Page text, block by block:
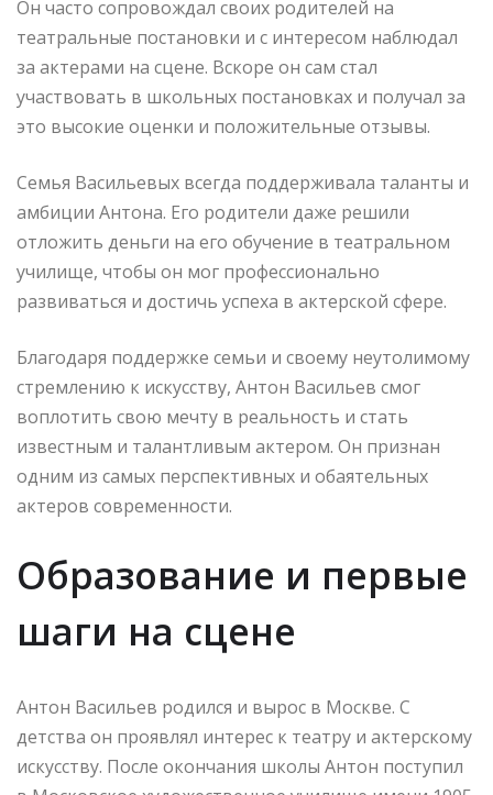
Он часто сопровождал своих родителей на
театральные постановки и с интересом наблюдал
за актерами на сцене. Вскоре он сам стал
участвовать в школьных постановках и получал за
это высокие оценки и положительные отзывы.
Семья Васильевых всегда поддерживала таланты и
амбиции Антона. Его родители даже решили
отложить деньги на его обучение в театральном
училище, чтобы он мог профессионально
развиваться и достичь успеха в актерской сфере.
Благодаря поддержке семьи и своему неутолимому
стремлению к искусству, Антон Васильев смог
воплотить свою мечту в реальность и стать
известным и талантливым актером. Он признан
одним из самых перспективных и обаятельных
актеров современности.
Образование и первые
шаги на сцене
Антон Васильев родился и вырос в Москве. С
детства он проявлял интерес к театру и актерскому
искусству. После окончания школы Антон поступил